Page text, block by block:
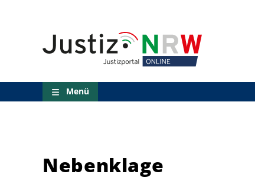
technischen
Suche
Zum
aktuellen
Menü
Nebenklage